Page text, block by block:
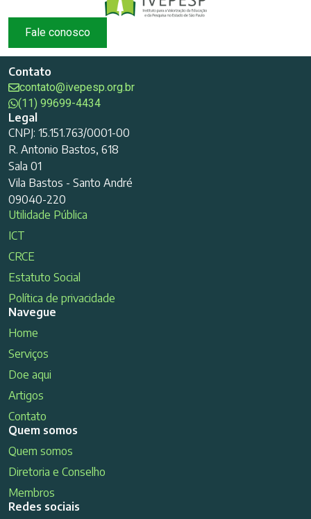
Fale conosco
Contato
contato@ivepesp.org.br
(11) 99699-4434
Legal
CNPJ: 15.151.763/0001-00
R. Antonio Bastos, 618
Sala 01
Vila Bastos - Santo André
09040-220
Utilidade Pública
ICT
CRCE
Estatuto Social
Política de privacidade
Navegue
Home
Serviços
Doe aqui
Artigos
Contato
Quem somos
Quem somos
Diretoria e Conselho
Membros
Redes sociais